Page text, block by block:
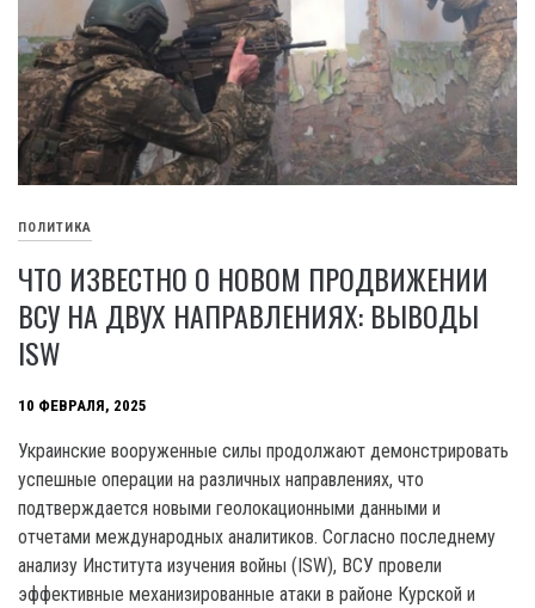
ПОЛИТИКА
ЧТО ИЗВЕСТНО О НОВОМ ПРОДВИЖЕНИИ
ВСУ НА ДВУХ НАПРАВЛЕНИЯХ: ВЫВОДЫ
ISW
10 ФЕВРАЛЯ, 2025
Украинские вооруженные силы продолжают демонстрировать
успешные операции на различных направлениях, что
подтверждается новыми геолокационными данными и
отчетами международных аналитиков. Согласно последнему
анализу Института изучения войны (ISW), ВСУ провели
эффективные механизированные атаки в районе Курской и